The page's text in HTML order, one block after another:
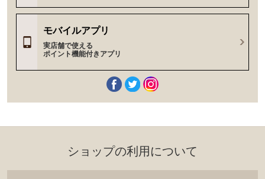
モバイルアプリ
実店舗で使える
ポイント機能付きアプリ
ショップの利⽤について